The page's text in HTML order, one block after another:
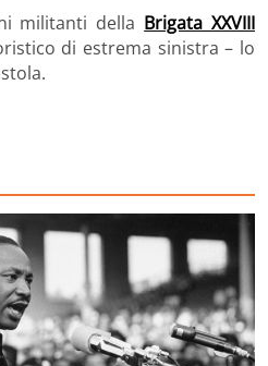
militanti della Brigata XXVIII
di estrema sinistra – lo